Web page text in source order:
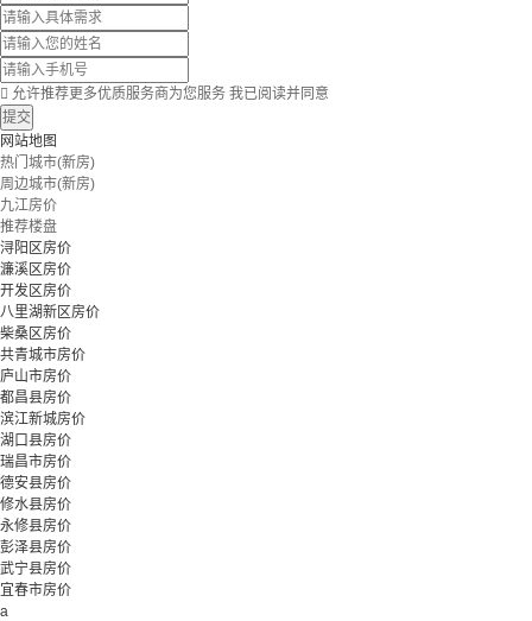
 允许推荐更多优质服务商为您服务 我已阅读并同意
提交
网站地图
热门城市(新房)
周边城市(新房)
九江房价
推荐楼盘
浔阳区房价
濂溪区房价
开发区房价
八里湖新区房价
柴桑区房价
共青城市房价
庐山市房价
都昌县房价
滨江新城房价
湖口县房价
瑞昌市房价
德安县房价
修水县房价
永修县房价
彭泽县房价
武宁县房价
宜春市房价
a